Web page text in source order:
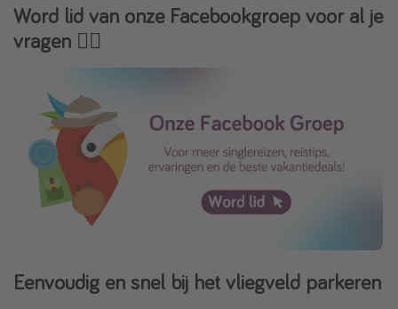
Word lid van onze Facebookgroep voor al je
vragen 👇🏻
Eenvoudig en snel bij het vliegveld parkeren